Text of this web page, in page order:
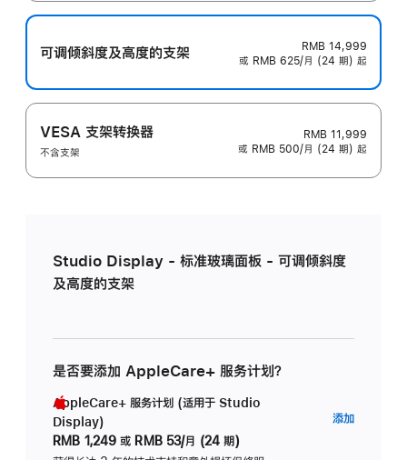
可调倾斜度及高‍度的支‍架
RMB 14,999
或 RMB 625/月 (24 期) 起
VESA 支架转换器
不含支架
RMB 11,999
或 RMB 500/月 (24 期) 起
Studio Display - 标准玻璃面板 - 可调倾斜度
及高度的支架
是否要添加 AppleCare+ 服务计划？
AppleCare+ 服务计划 (适用于 Studio
Display)
RMB 1,249 或 RMB 53/月 (24 期)
添加